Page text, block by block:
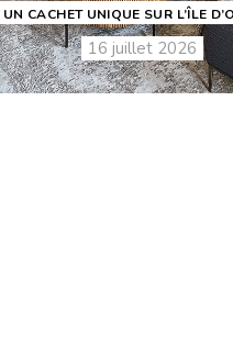
UN CACHET UNIQUE SUR L’ÎLE
16 juillet 2026